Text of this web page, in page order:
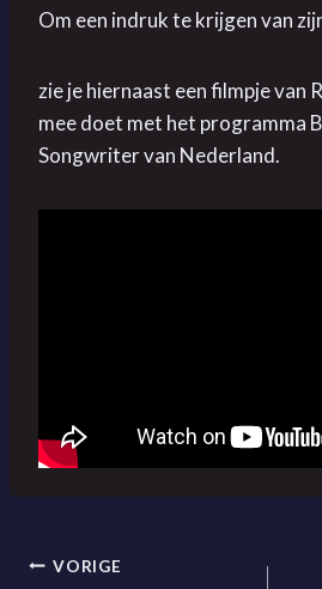
Om een indruk te krijgen van
zie je hiernaast een filmpje van
mee doet met het programma
Songwriter van Nederland.
Bericht
VORIGE